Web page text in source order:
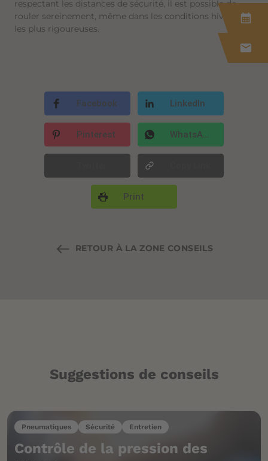
calendar_month
mail
respectant les distances de sécurité, il est possible de
rouler sereinement, même dans les conditions hivernales
les plus rigoureuses.
Facebook LinkedIn
Pinterest WhatsApp
Print
RETOUR À LA ZONE CONSEILS
Suggestions de conseils
Pneumatiques Sécurité Entretien
Contrôle de la pression des